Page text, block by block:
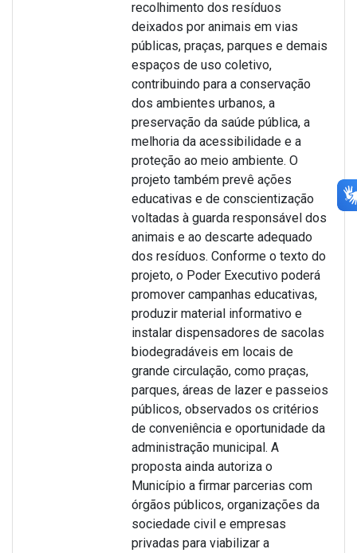
recolhimento dos resíduos
deixados por animais em vias
públicas, praças, parques e demais
espaços de uso coletivo,
contribuindo para a conservação
dos ambientes urbanos, a
preservação da saúde pública, a
melhoria da acessibilidade e a
proteção ao meio ambiente. O
projeto também prevê ações
educativas e de conscientização
voltadas à guarda responsável dos
animais e ao descarte adequado
dos resíduos. Conforme o texto do
projeto, o Poder Executivo poderá
promover campanhas educativas,
produzir material informativo e
instalar dispensadores de sacolas
biodegradáveis em locais de
grande circulação, como praças,
parques, áreas de lazer e passeios
públicos, observados os critérios
de conveniência e oportunidade da
administração municipal. A
proposta ainda autoriza o
Município a firmar parcerias com
órgãos públicos, organizações da
sociedade civil e empresas
privadas para viabilizar a